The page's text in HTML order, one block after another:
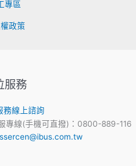
專區
政策
服務
務線上諮詢
專線(手機可直撥)：0800-889-116